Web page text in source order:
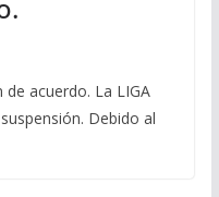
acuerdo. La LIGA
Debido al